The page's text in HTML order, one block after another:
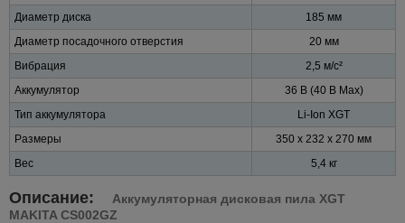
Диаметр диска
185 мм
Диаметр посадочного отверстия
20 мм
Вибрация
2,5 м/с²
Аккумулятор
36 В (40 В Max)
Тип аккумулятора
Li-Ion XGT
Размеры
350 x 232 x 270 мм
Вес
5,4 кг
Описание:
Аккумуляторная дисковая пила XGT
MAKITA CS002GZ